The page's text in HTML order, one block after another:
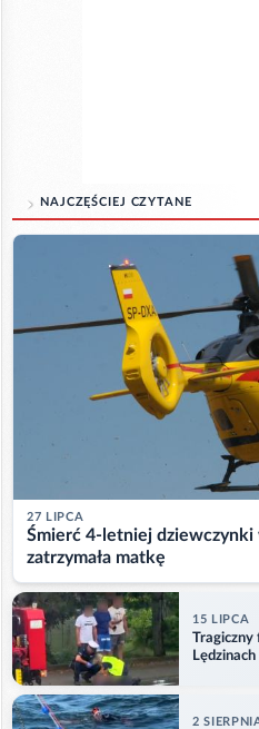
NAJCZĘŚCIEJ CZYTANE
27 LIPCA
Śmierć 4-letniej dziewczynki
zatrzymała matkę
15 LIPCA
Tragiczny
Lędzinach
2